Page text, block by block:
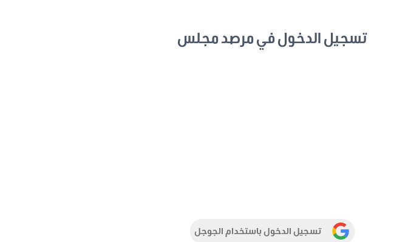
تسجيل الدخول في مرصد مجلس
تسجيل الدخول باستخدام الجوجل